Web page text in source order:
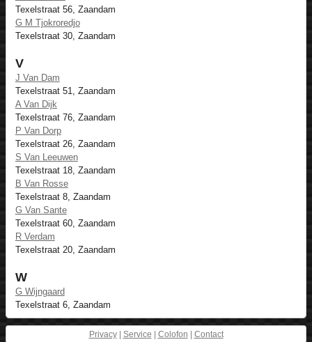
Texelstraat 56, Zaandam
G M Tjokroredjo
Texelstraat 30, Zaandam
V
J Van Dam
Texelstraat 51, Zaandam
A Van Dijk
Texelstraat 76, Zaandam
P Van Dorp
Texelstraat 26, Zaandam
S Van Leeuwen
Texelstraat 18, Zaandam
B Van Rosse
Texelstraat 8, Zaandam
G Van Sante
Texelstraat 60, Zaandam
R Verdam
Texelstraat 20, Zaandam
W
G Wijngaard
Texelstraat 6, Zaandam
Privacy| Service Colofon Contact